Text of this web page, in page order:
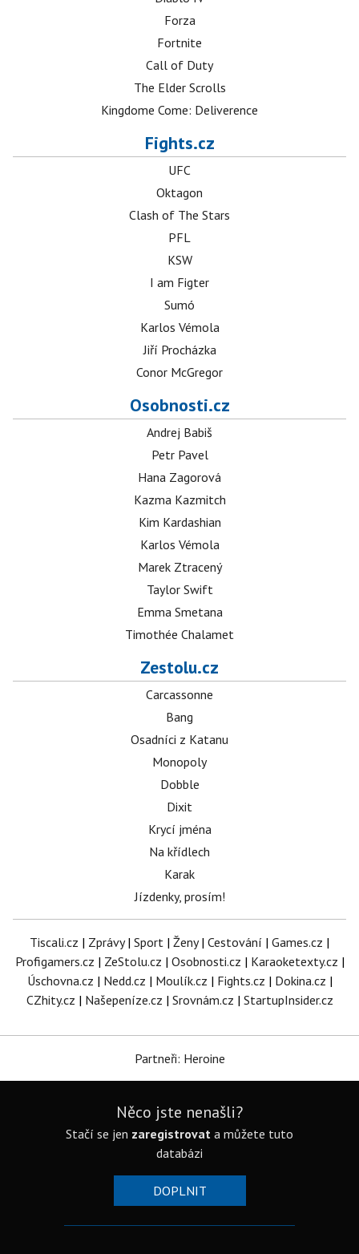
Forza
Fortnite
Call of Duty
The Elder Scrolls
Kingdome Come: Deliverence
Fights.cz
UFC
Oktagon
Clash of The Stars
PFL
KSW
I am Figter
Sumó
Karlos Vémola
Jiří Procházka
Conor McGregor
Osobnosti.cz
Andrej Babiš
Petr Pavel
Hana Zagorová
Kazma Kazmitch
Kim Kardashian
Karlos Vémola
Marek Ztracený
Taylor Swift
Emma Smetana
Timothée Chalamet
Zestolu.cz
Carcassonne
Bang
Osadníci z Katanu
Monopoly
Dobble
Dixit
Krycí jména
Na křídlech
Karak
Jízdenky, prosím!
Tiscali.cz | Zprávy| Sport | Ženy| Cestování | Games.cz |
Profigamers.cz | ZeStolu.cz | Osobnosti.cz | Karaoketexty.cz |
Úschovna.cz | Nedd.cz | Moulík.cz | Fights.cz | Dokina.cz |
CZhity.cz | Našepeníze.cz | Srovnám.cz | StartupInsider.cz
Partneři: Heroine
Něco jste nenašli?
Stačí se jen zaregistrovat a můžete tuto
databázi
DOPLNIT